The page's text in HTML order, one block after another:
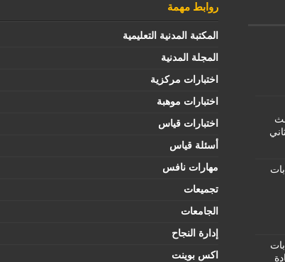
روابط مهمة
المكتبة المدنية التعليمية
المجلة المدنية
اختبارات مركزية
اختبارات موهبة
اختبارات قياس
أسئلة قياس
مهارات نافس
تجميعات
الجامعات
إدارة النجاح
اكس بوينت